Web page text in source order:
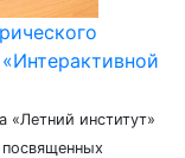
институт»